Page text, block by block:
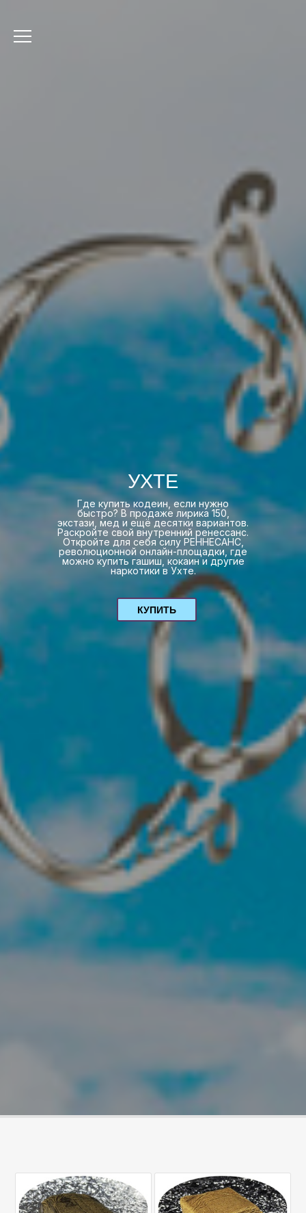
УХТЕ
Где купить кодеин, если нужно
быстро? В продаже лирика 150,
экстази, мед и ещё десятки вариантов.
Раскройте свой внутренний ренессанс.
Откройте для себя силу РЕННЕСАНС,
революционной онлайн-площадки, где
можно купить гашиш, кокаин и другие
наркотики в Ухте.
КУПИТЬ